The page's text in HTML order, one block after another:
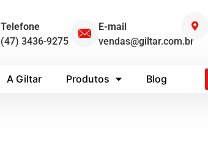
Telefone
(47) 3436-9275
E-mail
vendas@giltar.com.br
A Giltar Produtos Blog